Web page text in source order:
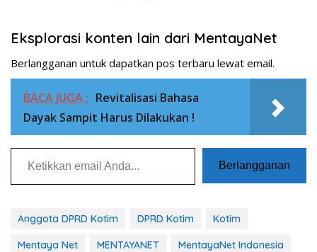
Eksplorasi konten lain dari MentayaNet
Berlangganan untuk dapatkan pos terbaru lewat email.
BACA JUGA : Revitalisasi Bahasa
Dayak Sampit Harus Dilakukan !
Ketikkan email Anda...
Berlangganan
Anggota DPRD Kotim DPRD Kotim Kotim
Mentaya Net MENTAYANET
MentayaNet Indonesia